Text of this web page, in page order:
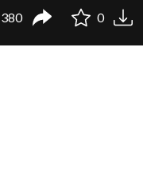
380 0